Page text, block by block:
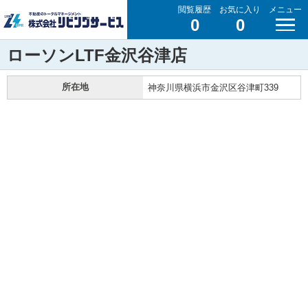
閲覧履歴
0
お気に入り
0
メニュー
ローソンLTF金沢谷津店
所在地 神奈川県横浜市金沢区谷津町339